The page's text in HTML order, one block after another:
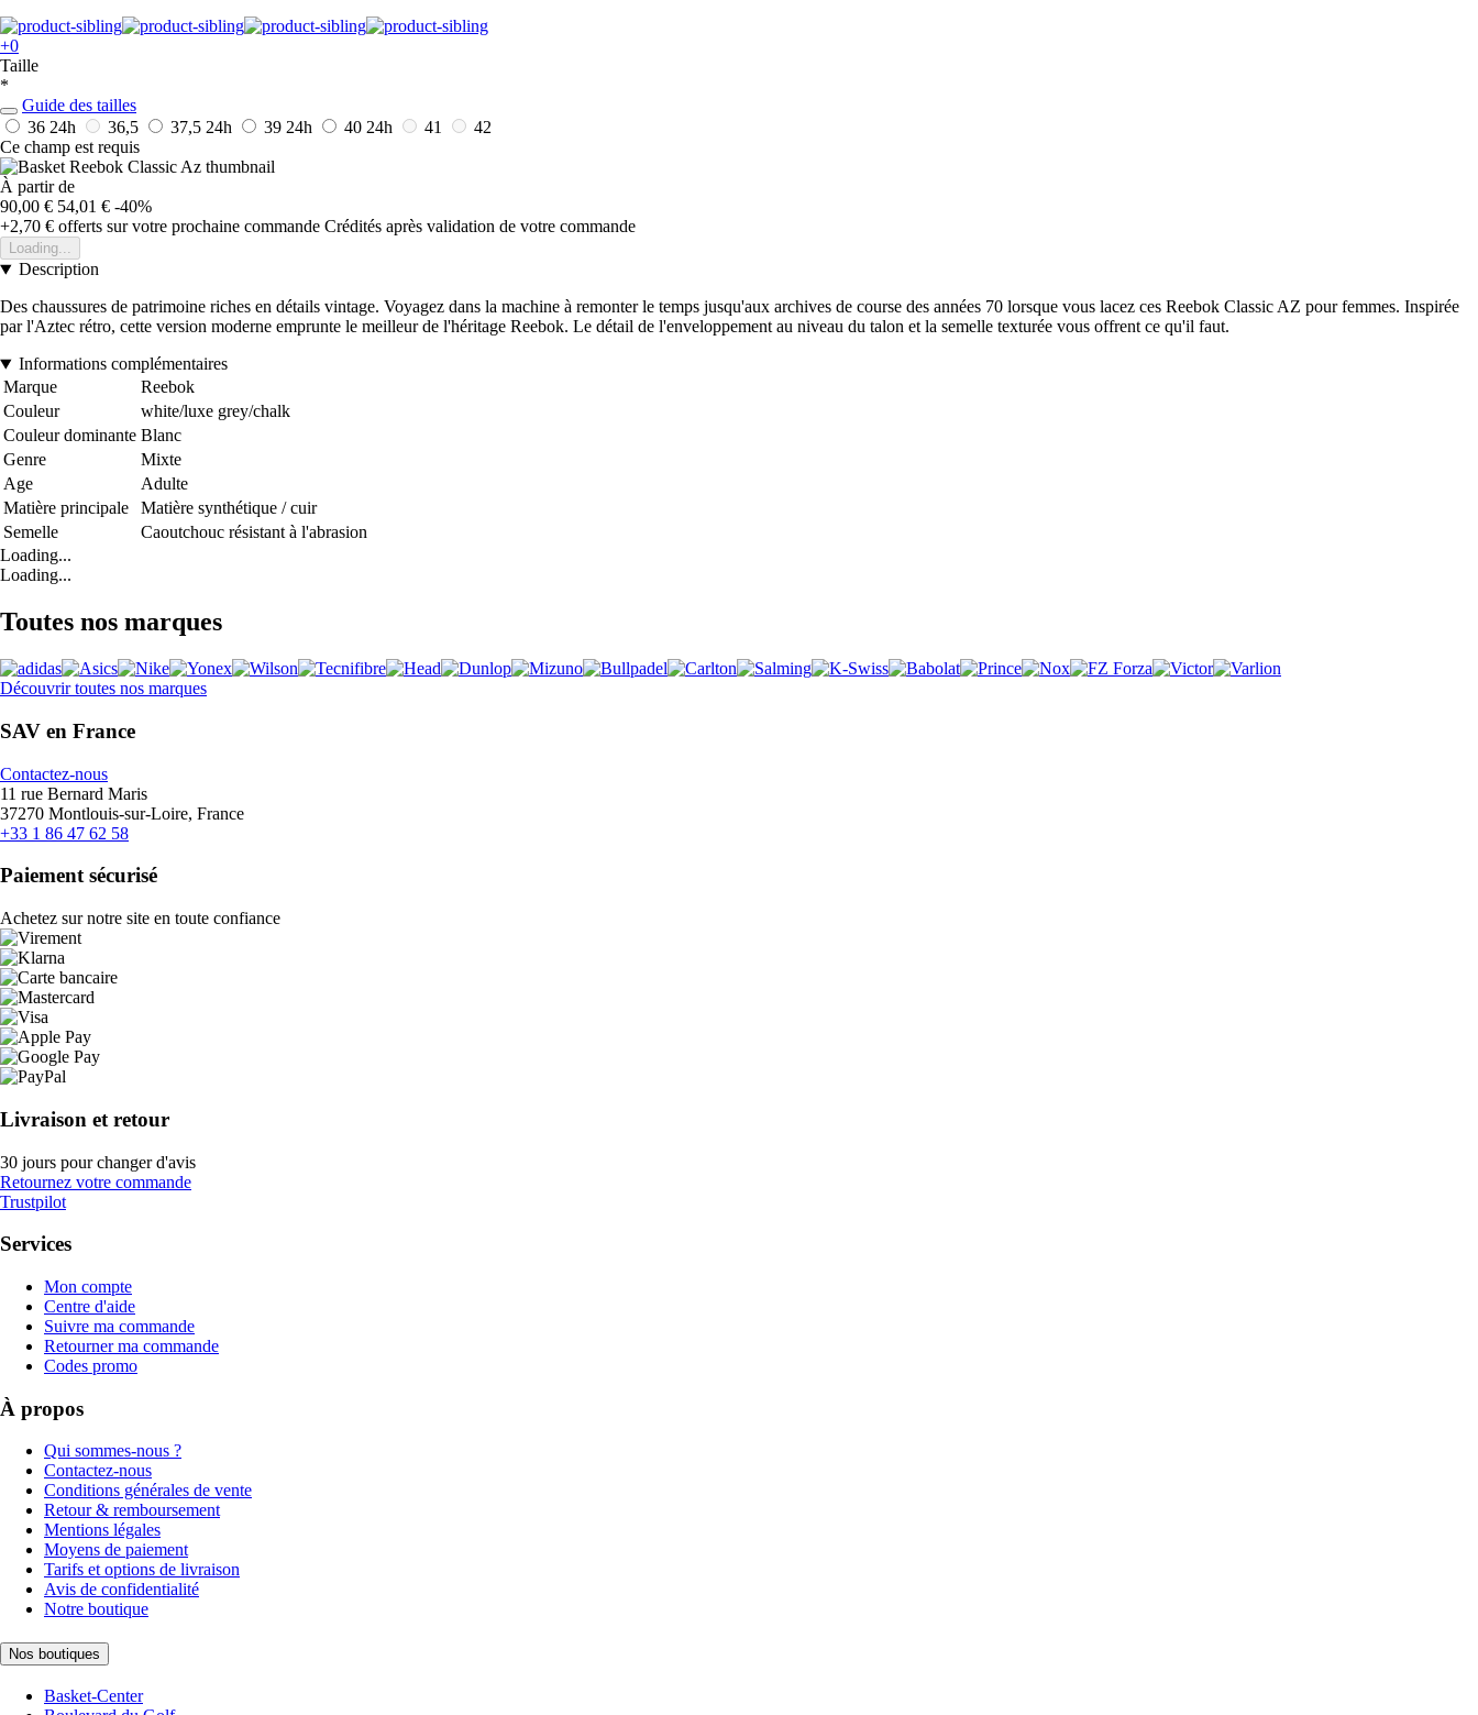
+0
Taille
*
Guide des tailles
36 24h 36,5 37,5 24h 39 24h 40 24h 41
42
Ce champ est requis
À partir de
90,00 € 54,01 € -40%
+2,70 € offerts sur votre prochaine commande Crédités après validation de votre commande
Loading...
Description
Des chaussures de patrimoine riches en détails vintage. Voyagez dans la machine à remonter le temps jusqu'aux archives de course des années 70 lorsque vous lacez ces Reebok Classic AZ pour femmes. Inspirée
par l'Aztec rétro, cette version moderne emprunte le meilleur de l'héritage Reebok. Le détail de l'enveloppement au niveau du talon et la semelle texturée vous offrent ce qu'il faut.
Informations complémentaires
Marque
Reebok
Couleur
white/luxe grey/chalk
Couleur dominante Blanc
Genre
Mixte
Age
Adulte
Matière principale
Matière synthétique / cuir
Semelle
Caoutchouc résistant à l'abrasion
Loading...
Loading...
Toutes nos marques
Découvrir toutes nos marques
SAV en France
Contactez-nous
11 rue Bernard Maris
37270 Montlouis-sur-Loire, France
+33 1 86 47 62 58
Paiement sécurisé
Achetez sur notre site en toute confiance
Livraison et retour
30 jours pour changer d'avis
Retournez votre commande
Trustpilot
Services
Mon compte
Centre d'aide
Suivre ma commande
Retourner ma commande
Codes promo
À propos
Qui sommes-nous ?
Contactez-nous
Conditions générales de vente
Retour & remboursement
Mentions légales
Moyens de paiement
Tarifs et options de livraison
Avis de confidentialité
Notre boutique
Nos boutiques
Basket-Center